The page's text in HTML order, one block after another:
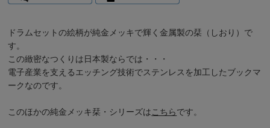
ドラムセットの絵柄が純金メッキで輝く金属製の栞（しおり）で
す。
この緻密なつくりは日本製ならでは・・・
電子産業を支えるエッチング技術でステンレスを加工したブックマ
ークなのです。
このほかの純金メッキ栞・シリーズはこちらです。